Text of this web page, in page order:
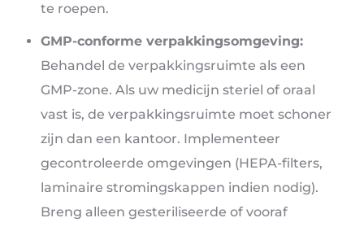
te roepen.
GMP-conforme verpakkingsomgeving:
Behandel de verpakkingsruimte als een
GMP-zone. Als uw medicijn steriel of oraal
vast is, de verpakkingsruimte moet schoner
zijn dan een kantoor. Implementeer
gecontroleerde omgevingen (HEPA-filters,
laminaire stromingskappen indien nodig).
Breng alleen gesteriliseerde of vooraf